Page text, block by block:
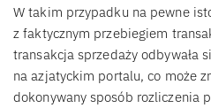
W takim przypadku na pewne
z faktycznym przebiegiem
transakcja sprzedaży odbywała
na azjatyckim portalu, co może
dokonywany sposób rozliczenia